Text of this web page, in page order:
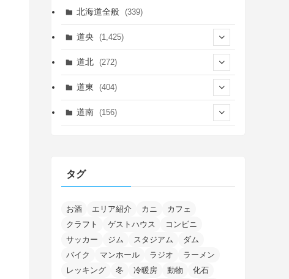
北海道全般 (339)
道央 (1,425)
(339)
(14)
(11)
(27)
(7)
(21)
(7)
(2)
(5)
(2)
(4)
(4)
道北 (272)
(27)
(6)
(5)
(35)
(11)
(8)
(1)
道東 (404)
(9)
(15)
(2)
(1)
(7)
(5)
(5)
(24)
(1)
(31)
(7)
(12)
(9)
(5)
(8)
(5)
道南 (156)
(2)
(1)
(96)
(6)
(4)
タグ
お酒 エリア紹介 カニ
カフェ
クラフト
ゲストハウス
コンビニ
サッカー
ジム スタジアム
ダム
バイク
マンホール ラジオ
ラーメン
レッキング
冬 冷暖房 動物
化石